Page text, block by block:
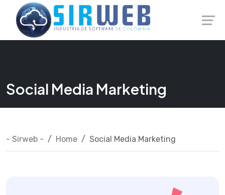
content
Social Media Marketing
- Sirweb - Home Social Media Marketing
Launch login modal
Launch register modal